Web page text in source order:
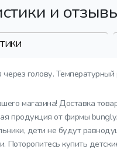
и
голову.
магазина! Доставка
продукция от фирмы
дети не будут
Поторопитесь купить